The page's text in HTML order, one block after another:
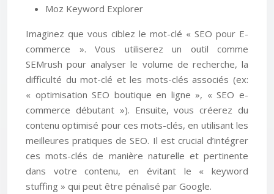
Moz Keyword Explorer
Imaginez que vous ciblez le mot-clé « SEO pour E-
commerce ». Vous utiliserez un outil comme
SEMrush pour analyser le volume de recherche, la
difficulté du mot-clé et les mots-clés associés (ex:
« optimisation SEO boutique en ligne », « SEO e-
commerce débutant »). Ensuite, vous créerez du
contenu optimisé pour ces mots-clés, en utilisant les
meilleures pratiques de SEO. Il est crucial d’intégrer
ces mots-clés de manière naturelle et pertinente
dans votre contenu, en évitant le « keyword
stuffing » qui peut être pénalisé par Google.